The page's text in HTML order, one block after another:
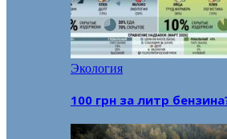
Экология
100 грн за литр